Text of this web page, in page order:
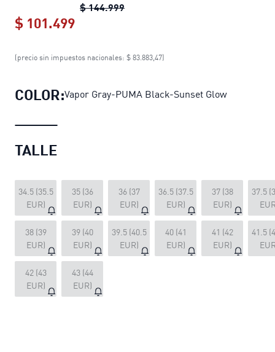
$ 144.999Zapatillas de training
$ 101.499
Zapatillas de training PWRFrame
(precio sin impuestos nacionales: $ 83.883,47)
COLOR:Vapor Gray-PUMA Black-Sunset Glow
TALLE
34.5 (35.5
EUR)
35 (36
EUR)
36 (37
EUR)
36.5 (37.5
EUR)
37 (38
EUR)
37.5
38 (39
EUR)
39 (40
EUR)
39.5 (40.5
EUR)
40 (41
EUR)
41 (42
EUR)
41.5
42 (43
EUR)
43 (44
EUR)